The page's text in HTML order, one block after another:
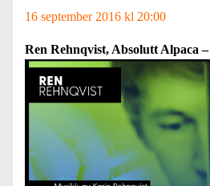
16 september 2016 kl 20:00
Ren Rehnqvist, Absolutt Alpaca –